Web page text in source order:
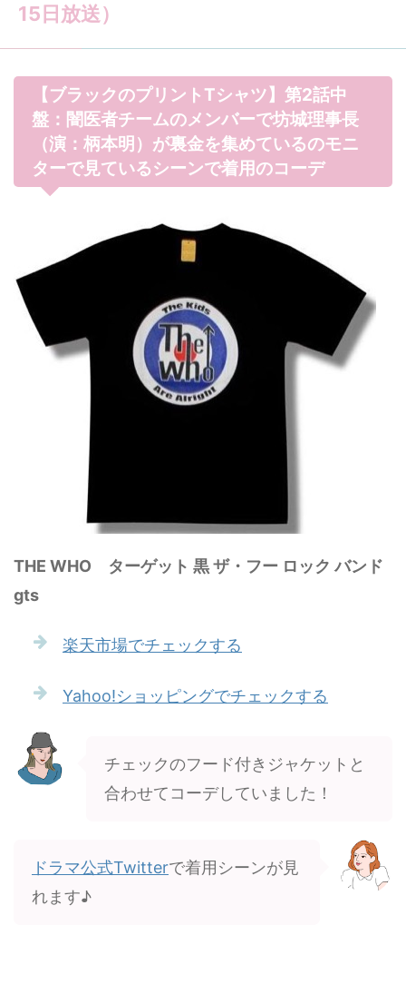
15日放送）
【ブラックのプリントTシャツ】第2話中
盤：闇医者チームのメンバーで坊城理事長
（演：柄本明）が裏金を集めているのモニ
ターで見ているシーンで着用のコーデ
THE WHO ターゲット 黒 ザ・フー ロック バンド
gts
楽天市場でチェックする
Yahoo!ショッピングでチェックする
チェックのフード付きジャケットと
合わせてコーデしていました！
ドラマ公式Twitterで着用シーンが見
れます♪